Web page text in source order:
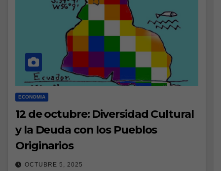
ECONOMIA
12 de octubre: Diversidad Cultural
y la Deuda con los Pueblos
Originarios
OCTUBRE 5, 2025